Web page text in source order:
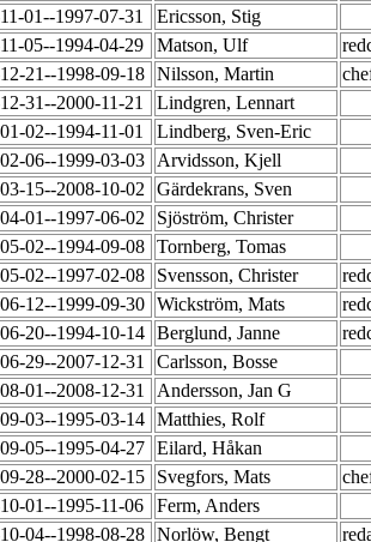
01--1997-07-31 Ericsson, Stig
05--1994-04-29 Matson, Ulf
21--1998-09-18 Nilsson, Martin
31--2000-11-21 Lindgren, Lennart
02--1994-11-01 Lindberg, Sven-Eric
06--1999-03-03 Arvidsson, Kjell
15--2008-10-02 Gärdekrans, Sven
01--1997-06-02 Sjöström, Christer
02--1994-09-08 Tornberg, Tomas
02--1997-02-08 Svensson, Christer
12--1999-09-30 Wickström, Mats
20--1994-10-14 Berglund, Janne
29--2007-12-31 Carlsson, Bosse
01--2008-12-31 Andersson, Jan G
03--1995-03-14 Matthies, Rolf
05--1995-04-27 Eilard, Håkan
28--2000-02-15 Svegfors, Mats
01--1995-11-06 Ferm, Anders
04--1998-08-28 Norlöw, Bengt